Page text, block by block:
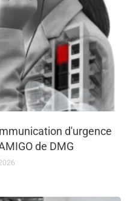
d'urgence
de DMG